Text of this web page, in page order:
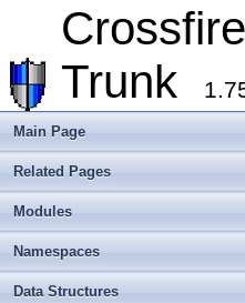
Trunk
Main Page
Related Pages
Modules
Namespaces
Data Structures
► image.cpp
► info.cpp
► init.cpp
► is_valid_types_gen.py
► links.cpp
► living.cpp
► los.cpp
► map.cpp